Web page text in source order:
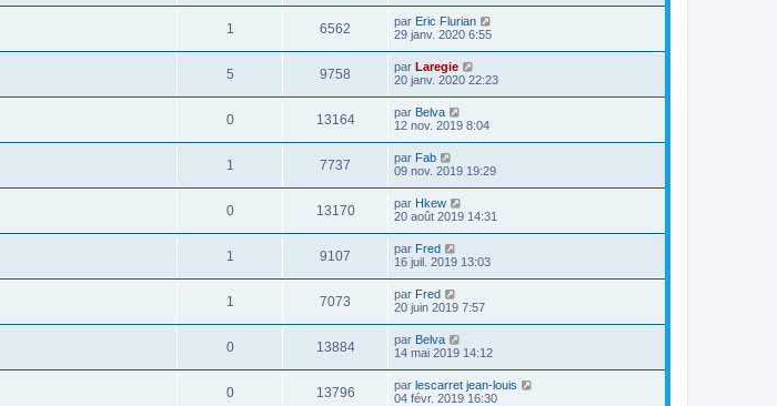
1 6562 par Eric Flurian
29 janv. 2020 6:55
5 9758 par Laregie
20 janv. 2020 22:23
0 13164 par Belva
12 nov. 2019 8:04
1 7737 par Fab
09 nov. 2019 19:29
0 13170 par Hkew
20 août 2019 14:31
1 9107 par Fred
16 juil. 2019 13:03
1 7073 par Fred
20 juin 2019 7:57
0 13884 par Belva
14 mai 2019 14:12
0 13796 par lescarret jean-louis
04 févr. 2019 16:30